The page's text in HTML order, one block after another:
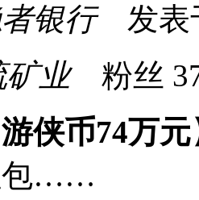
银行发表
矿业粉丝
游侠币74万元
包……